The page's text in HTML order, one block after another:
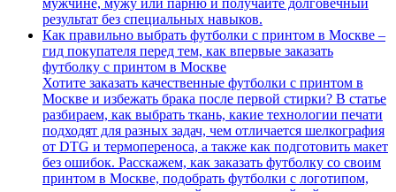
мужчине, мужу или парню и получайте долговечный
результат без специальных навыков.
Как правильно выбрать футболки с принтом в Москве –
гид покупателя перед тем, как впервые заказать
футболку с принтом в Москве
Хотите заказать качественные футболки с принтом в
Москве и избежать брака после первой стирки? В статье
разбираем, как выбрать ткань, какие технологии печати
подходят для разных задач, чем отличается шелкография
от DTG и термопереноса, а также как подготовить макет
без ошибок. Расскажем, как заказать футболку со своим
принтом в Москве, подобрать футболки с логотипом,